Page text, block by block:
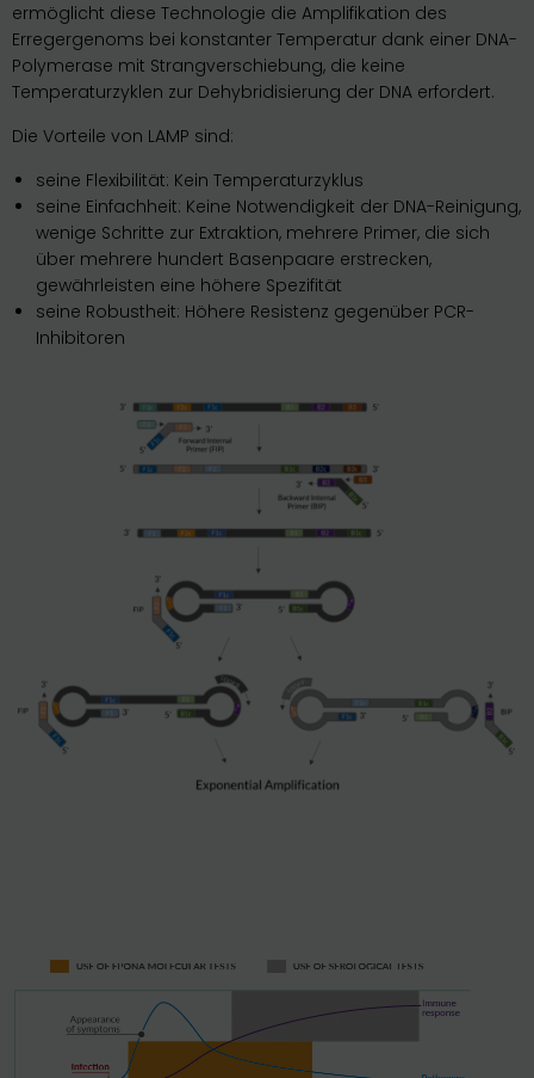
ermöglicht diese Technologie die Amplifikation des
Erregergenoms bei konstanter Temperatur dank einer DNA-
Polymerase mit Strangverschiebung, die keine
Temperaturzyklen zur Dehybridisierung der DNA erfordert.
Die Vorteile von LAMP sind:
seine Flexibilität: Kein Temperaturzyklus
seine Einfachheit: Keine Notwendigkeit der DNA-Reinigung,
wenige Schritte zur Extraktion, mehrere Primer, die sich
über mehrere hundert Basenpaare erstrecken,
gewährleisten eine höhere Spezifität
seine Robustheit: Höhere Resistenz gegenüber PCR-
Inhibitoren